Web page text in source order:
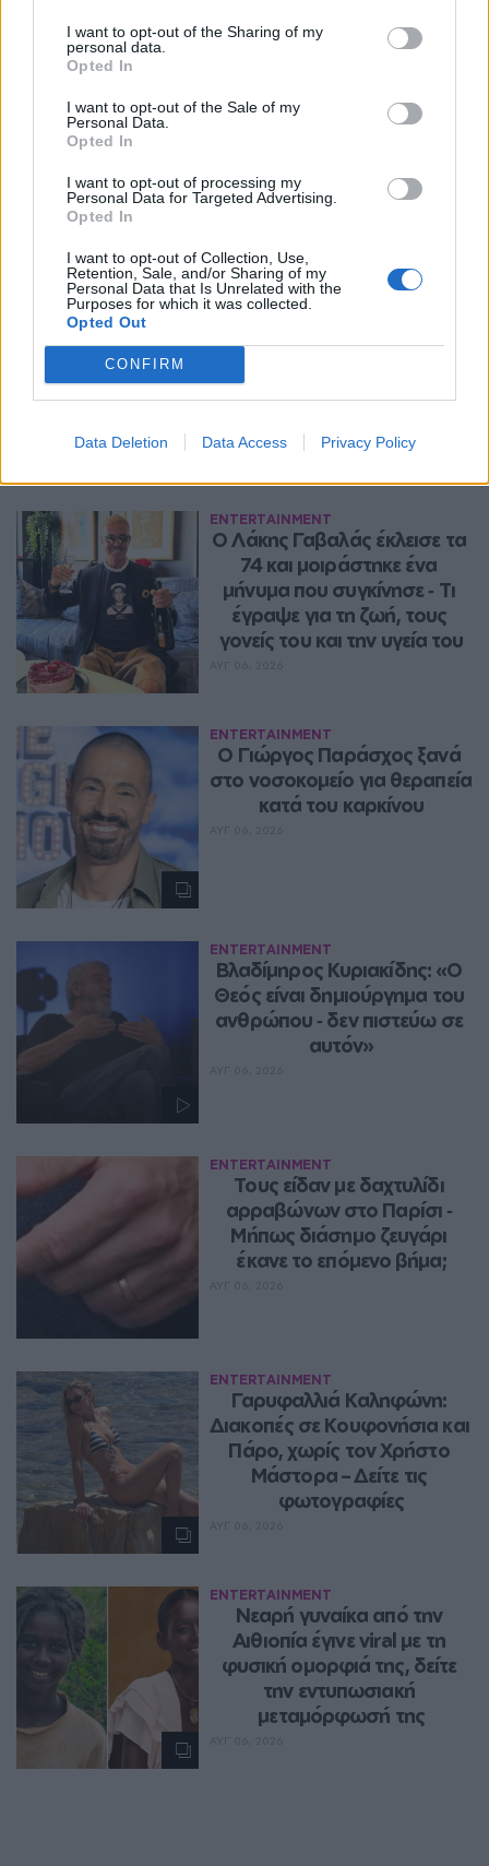
I want to opt-out of the Sharing of my
personal data.
Opted In
I want to opt-out of the Sale of my
Personal Data.
Opted In
I want to opt-out of processing my
Personal Data for Targeted Advertising.
Opted In
I want to opt-out of Collection, Use,
Retention, Sale, and/or Sharing of my
Personal Data that Is Unrelated with the
Purposes for which it was collected.
Opted Out
CONFIRM
Data Deletion Data Access Privacy Policy
Περισσότερα Θέματα
ENTERTAINMENT
Ο Λάκης Γαβαλάς έκλεισε τα
74 και μοιράστηκε ένα
μήνυμα που συγκίνησε ‑ Τι
έγραψε για τη ζωή, τους
γονείς του και την υγεία του
ENTERTAINMENT
O Γιώργος Παράσχος ξανά
στο νοσοκομείο για θεραπεία
κατά του καρκίνου
ENTERTAINMENT
Βλαδίμηρος Κυριακίδης: «Ο
Θεός είναι δημιούργημα του
ανθρώπου ‑ δεν πιστεύω σε
αυτόν»
ENTERTAINMENT
Τους είδαν με δαχτυλίδι
αρραβώνων στο Παρίσι ‑
Μήπως διάσημο ζευγάρι
έκανε το επόμενο βήμα;
ENTERTAINMENT
Γαρυφαλλιά Καληφώνη:
Διακοπές σε Κουφονήσια και
Πάρο, χωρίς τον Χρήστο
Μάστορα – Δείτε τις
φωτογραφίες
ENTERTAINMENT
Νεαρή γυναίκα από την
Αιθιοπία έγινε viral με τη
φυσική ομορφιά της, δείτε
την εντυπωσιακή
μεταμόρφωσή της